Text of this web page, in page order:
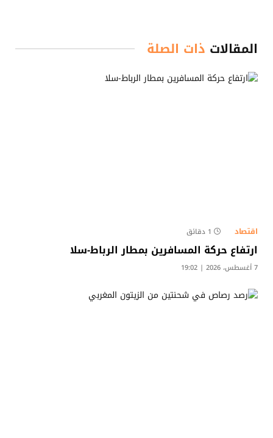
المقالات ذات الصلة
اقتصاد 1 دقائق
ارتفاع حركة المسافرين بمطار الرباط-سلا
7 أغسطس، 2026 | 19:02